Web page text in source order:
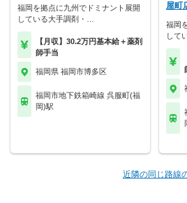
福岡を拠点に九州でドミナント展開
している大手調剤・…
【月収】30.2万円基本給＋薬剤
師手当
福岡県 福岡市博多区
福岡市地下鉄箱崎線 呉服町(福
岡)駅
屋町
福岡
して
近隣の同じ路線